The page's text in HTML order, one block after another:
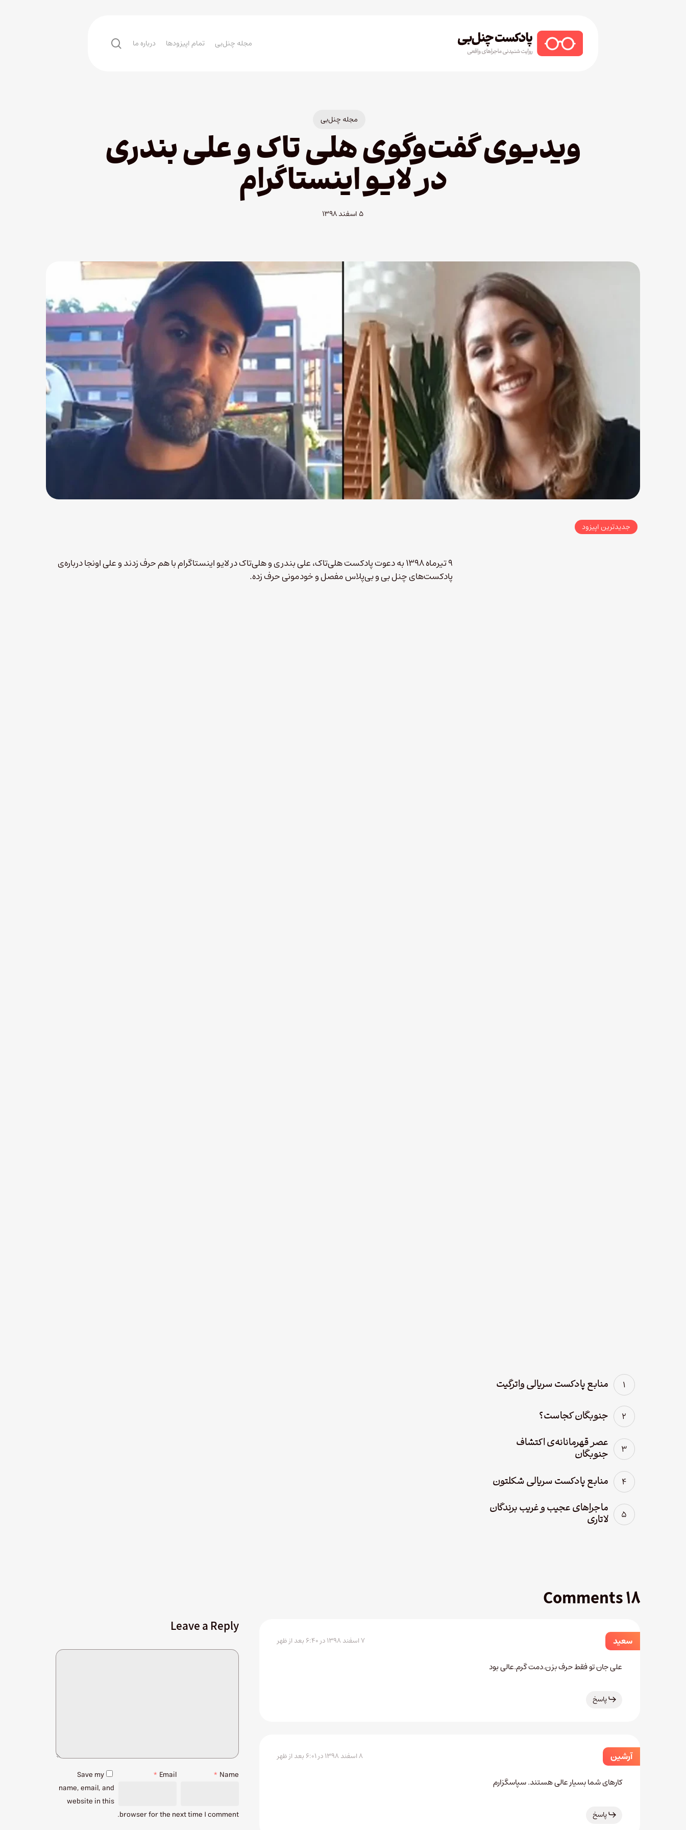
مجله چنل‌بی تمام اپیزودها درباره ما search
مجله چنل‌بی
ویدیوی گفت‌و‌گوی هلی تاک و علی بندری
در لایو اینستاگرام
۵ اسفند ۱۳۹۸
۹ تیرماه ۱۳۹۸ به دعوت پادکست هلی‌تاک، علی بندری و هلی‌تاک در لایو اینستاگرام با هم حرف زدند و علی اونجا درباره‌ی
پادکست‌های چنل بی و بی‌پلاس مفصل و خودمونی حرف زده.
جدیدترین اپیزود
منابع پادکست سریالی واترگیت
جنوبگان کجاست؟
عصر قهرمانانه‌ی اکتشاف
جنوبگان
منابع پادکست سریالی شکلتون
ماجراهای عجیب و غریب برندگان
لاتاری
۱۸ Comments
سعید ۷ اسفند ۱۳۹۸ در ۶:۴۰ بعد از ظهر
علی جان تو فقط حرف بزن.دمت گرم.عالی بود
پاسخ
آرشین ۸ اسفند ۱۳۹۸ در ۶:۰۱ بعد از ظهر
کارهای شما بسیار عالی هستند. سپاسگزارم
پاسخ
Leave a Reply
Name
*
Email
*
Save my
name, email, and
website in this
browser for the next time I comment.